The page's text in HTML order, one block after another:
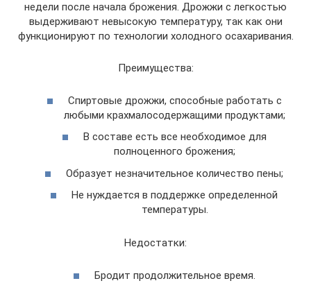
недели после начала брожения. Дрожжи с легкостью
выдерживают невысокую температуру, так как они
функционируют по технологии холодного осахаривания.
Преимущества:
Спиртовые дрожжи, способные работать с
любыми крахмалосодержащими продуктами;
В составе есть все необходимое для
полноценного брожения;
Образует незначительное количество пены;
Не нуждается в поддержке определенной
температуры.
Недостатки:
Бродит продолжительное время.